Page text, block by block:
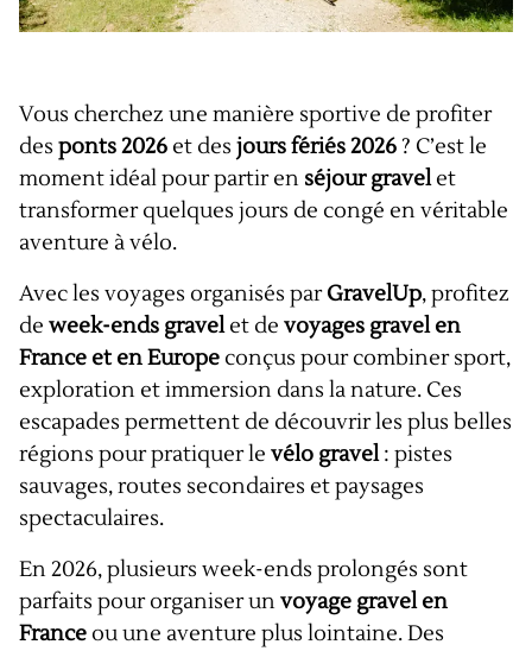
Vous cherchez une manière sportive de profiter
des ponts 2026 et des jours fériés 2026 ? C’est le
moment idéal pour partir en séjour gravelet
transformer quelques jours de congé en véritable
aventure à vélo.
Avec les voyages organisés parGravelUp, profitez
de week-ends gravelet de voyages gravel en
France et en Europe conçus pour combiner sport,
exploration et immersion dans la nature. Ces
escapades permettent de découvrir les plus belles
régions pour pratiquer le vélo gravel: pistes
sauvages, routes secondaires et paysages
spectaculaires.
En 2026, plusieurs week-ends prolongés sont
parfaits pour organiser unvoyage gravel en
France ou une aventure plus lointaine. Des